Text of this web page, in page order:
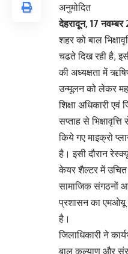
अनुमोदित
देहरादून, 17
शहर को बाल
चढते दिख रही है,
की अध्यक्षता में
उन्मूलन को लेकर
शिक्षा अधिकारी एवं
सप्ताह से
किये गए माइक्रो
है। इसी दौरान
केयर शैल्टर में उचित
सामाजिक संगठनों
प्रशासन का एमओयू
है।
जिलाधिकारी ने
बाल कल्याण और